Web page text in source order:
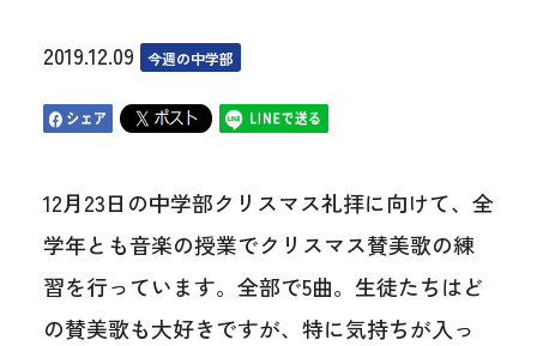
2019.12.09 今週の中学部
12月23日の中学部クリスマス礼拝に向けて、全
学年とも音楽の授業でクリスマス賛美歌の練
習を行っています。全部で5曲。生徒たちはど
の賛美歌も大好きですが、特に気持ちが入っ